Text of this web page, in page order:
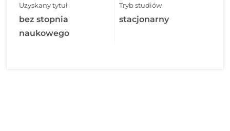
Uzyskany tytuł
bez stopnia
naukowego
Tryb studiów
stacjonarny